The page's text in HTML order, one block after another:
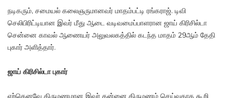
நடிகரும், சமையல் கலைஞருமானவர் மாதம்பட்டி ரங்கராஜ். டிவி
செலிபிரிட்டியான இவர் மீது ஆடை வடிவமைப்பாளரான ஜாய் கிரிசில்டா
சென்னை காவல் ஆணையர் அலுவலகத்தில் கடந்த மாதம் 29ஆம் தேதி
புகார் அளித்தார்.
ஜாய் கிரிசில்டா புகார்